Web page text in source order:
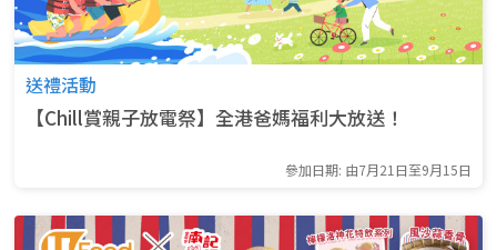
送禮活動
【Chill賞親子放電祭】全港爸媽福利大放送！
參加日期: 由7月21日至9月15日